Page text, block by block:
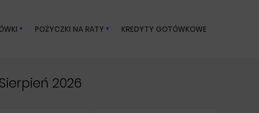
POŻYCZKI NA RATY KREDYTY GOTÓWKOWE
Sierpień 2026